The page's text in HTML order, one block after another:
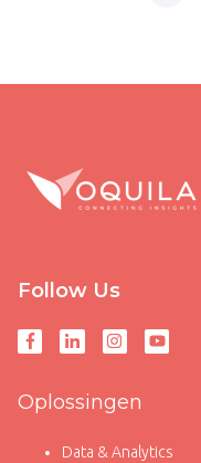
Follow Us
Oplossingen
Data & Analytics